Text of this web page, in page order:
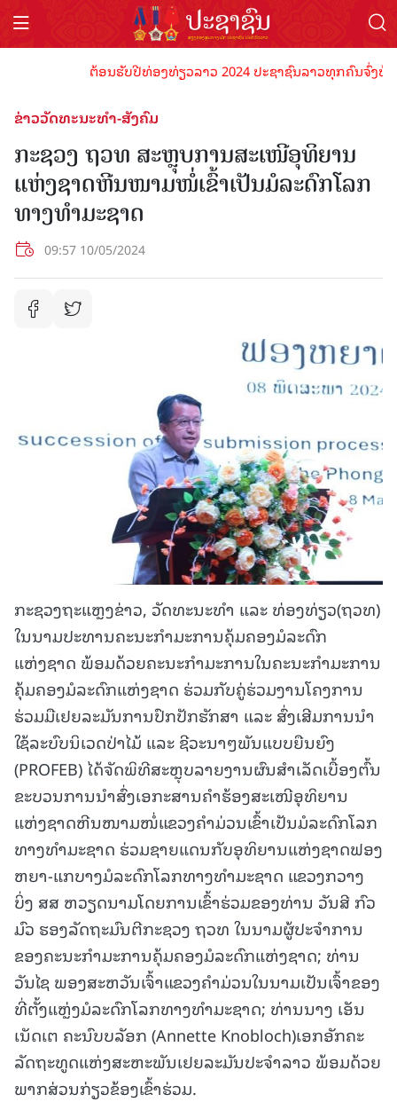
ຕ້ອນຮັບປີທ່ອງທ່ຽວລາວ 2024 ປະຊາຊົນລາວທຸກຄົນຈົ່ງພ້ອ
ຂ່າວວັດທະນະທຳ-ສັງຄົມ
ກະຊວງ ຖວທ ສະຫຼຸບການສະເໜີອຸທິຍານ
ແຫ່ງຊາດຫີນໜາມໜໍ່ເຂົ້າເປັນມໍລະດົກໂລກ
ທາງທຳມະຊາດ
09:57 10/05/2024
ກະຊວງຖະແຫຼງຂ່າວ, ວັດທະນະທຳ ແລະ ທ່ອງທ່ຽວ(ຖວທ)
ໃນນາມປະທານຄະນະກຳມະການຄຸ້ມຄອງມໍລະດົກ
ແຫ່ງຊາດ ພ້ອມດ້ວຍຄະນະກຳມະການໃນຄະນະກຳມະການ
ຄຸ້ມຄອງມໍລະດົກແຫ່ງຊາດ ຮ່ວມກັບຄູ່ຮ່ວມງານໂຄງການ
ຮ່ວມມືເຢຍລະມັນການປົກປັກຮັກສາ ແລະ ສົ່ງເສີມການນຳ
ໃຊ້ລະບົບນິເວດປ່າໄມ້ ແລະ ຊີວະນາໆພັນແບບຍືນຍົງ
(PROFEB) ໄດ້ຈັດພິທີສະຫຼຸບລາຍງານຜົນສຳເລັດເບື້ອງຕົ້ນ
ຂະບວນການນໍາສົ່ງເອກະສານຄໍາຮ້ອງສະເໜີອຸທິຍານ
ແຫ່ງຊາດຫີນໜາມໜໍ່ແຂວງຄຳມ່ວນເຂົ້າເປັນມໍລະດົກໂລກ
ທາງທຳມະຊາດ ຮ່ວມຊາຍແດນກັບອຸທິຍານແຫ່ງຊາດຟອງ
ຫຍາ-ແກບາງມໍລະດົກໂລກທາງທຳມະຊາດ ແຂວງກວາງ
ບິ່ງ ສສ ຫວຽດນາມໂດຍການເຂົ້າຮ່ວມຂອງທ່ານ ວັນສີ ກົວ
ມົວ ຮອງລັດຖະມົນຕີກະຊວງ ຖວທ ໃນນາມຜູ້ປະຈຳການ
ຂອງຄະນະກຳມະການຄຸ້ມຄອງມໍລະດົກແຫ່ງຊາດ; ທ່ານ
ວັນໄຊ ພອງສະຫວັນເຈົ້າແຂວງຄຳມ່ວນໃນນາມເປັນເຈົ້າຂອງ
ທີ່ຕັ້ງແຫຼ່ງມໍລະດົກໂລກທາງທຳມະຊາດ; ທ່ານນາງ ເອັນ
ເນັດເຕ ຄະນົບບລັອກ (Annette Knobloch)ເອກອັກຄະ
ລັດຖະທູດແຫ່ງສະຫະພັນເຢຍລະມັນປະຈຳລາວ ພ້ອມດ້ວຍ
ພາກສ່ວນກ່ຽວຂ້ອງເຂົ້າຮ່ວມ.